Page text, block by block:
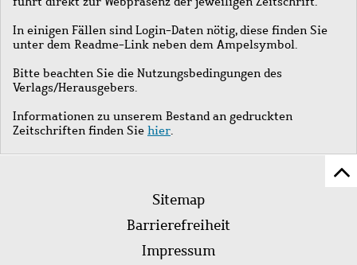
In einigen Fällen sind Login-Daten nötig, diese finden Sie
unter dem Readme-Link neben dem Ampelsymbol.
Bitte beachten Sie die Nutzungsbedingungen des
Verlags/Herausgebers.
Informationen zu unserem Bestand an gedruckten
Zeitschriften finden Sie hier.
Fußleistenmenü
Sitemap
Barrierefreiheit
Impressum